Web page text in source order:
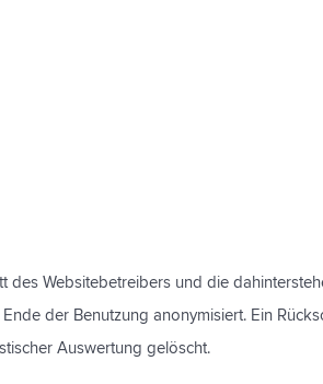
Websitebetreibers und die
der Benutzung anonymisiert. Ein
Auswertung gelöscht.